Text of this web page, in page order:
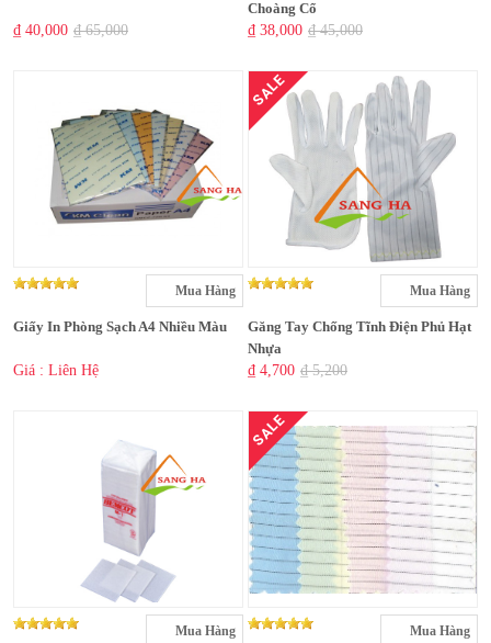
₫ 40,000 ₫ 65,000
Choàng Cổ
₫ 38,000 ₫ 45,000
Mua Hàng
Giấy In Phòng Sạch A4 Nhiều Màu
Giá : Liên Hệ
SALE
Mua Hàng
Găng Tay Chống Tĩnh Điện Phủ Hạt
Nhựa
₫ 4,700 ₫ 5,200
Mua Hàng
SALE
Mua Hàng